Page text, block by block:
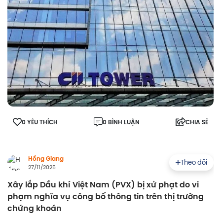
0 YÊU THÍCH 0 BÌNH LUẬN CHIA SẺ
Hồng Giang
27/11/2025
Theo dõi
Xây lắp Dầu khí Việt Nam (PVX) bị xử phạt do vi
phạm nghĩa vụ công bố thông tin trên thị trường
chứng khoán